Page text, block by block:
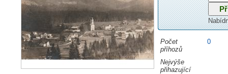
Počet
příhozů
0
Nejvýše
přihazující